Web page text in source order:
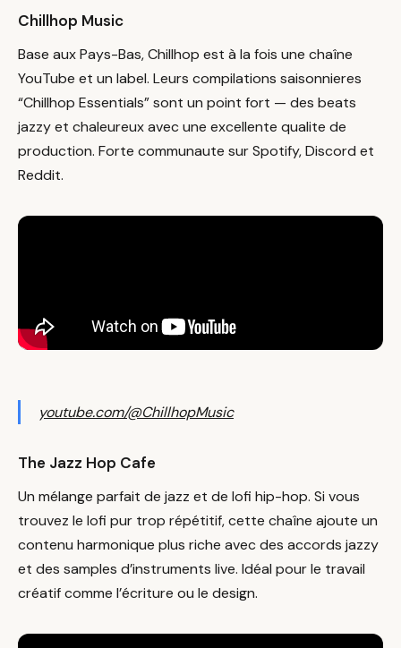
Chillhop Music
Base aux Pays-Bas, Chillhop est à la fois une chaîne
YouTube et un label. Leurs compilations saisonnieres
“Chillhop Essentials” sont un point fort — des beats
jazzy et chaleureux avec une excellente qualite de
production. Forte communaute sur Spotify, Discord et
Reddit.
youtube.com/@ChillhopMusic
The Jazz Hop Cafe
Un mélange parfait de jazz et de lofi hip-hop. Si vous
trouvez le lofi pur trop répétitif, cette chaîne ajoute un
contenu harmonique plus riche avec des accords jazzy
et des samples d’instruments live. Idéal pour le travail
créatif comme l’écriture ou le design.